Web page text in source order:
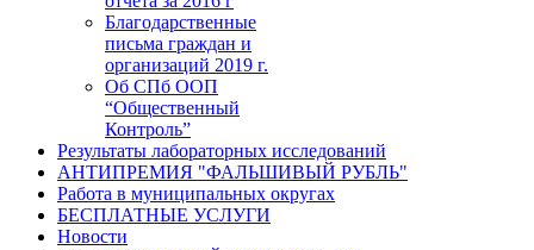
Благодарственные
письма граждан и
организаций 2019 г.
Об СПб ООП
“Общественный
Контроль”
Результаты лабораторных исследований
АНТИПРЕМИЯ "ФАЛЬШИВЫЙ РУБЛЬ"
Работа в муниципальных округах
БЕСПЛАТНЫЕ УСЛУГИ
Новости